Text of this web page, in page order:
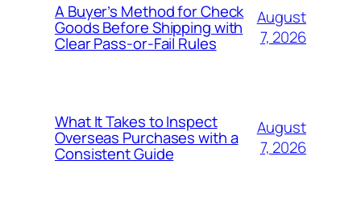
A Buyer’s Method for Check
Goods Before Shipping with
Clear Pass-or-Fail Rules
August
7, 2026
What It Takes to Inspect
Overseas Purchases with a
Consistent Guide
August
7, 2026